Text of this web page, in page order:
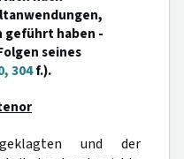
geführt haben -
seines
304f.).
und der